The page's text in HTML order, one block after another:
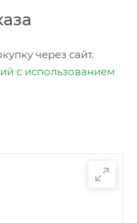
через сайт.
с использованием